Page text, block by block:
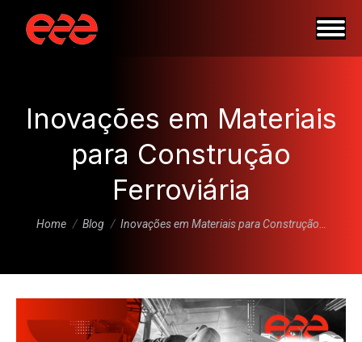
Inovações em Materiais
para Construção
Ferroviária
You are here:
Home Blog Inovações em Materiais para Construção…